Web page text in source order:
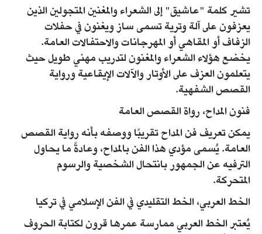
تشير كلمة "عاشيق" إلى الشعراء والمغنين المتجولين الذين
يعزفون على آلة وترية تسمى ساز ويغنون في حفلات
الزفاف أو المقاهي أو المهرجانات والاحتفالات العامة.
يخضع هؤلاء الشعراء والمغنون لتدريب مهني طويل حيث
يتعلمون العزف على الأوتار والآلات الإيقاعية ورواية
القصص الشفهية.
فنون المداح، رواة القصص العامة
يمكن تعريف فن المداح تقريبًا ووصفه بأنه رواية القصص
العامة. يُسمى مؤدي هذا الفن بالمداح، وعادةً ما يحاول
الترفيه عن الجمهور بانتحال الشخصية والرسوم
المتحركة.
الخط العربي، الخط التقليدي في الفن الإسلامي في تركيا
يُعتبر الخط العربي ممارسة عمرها قرون لكتابة الحروف